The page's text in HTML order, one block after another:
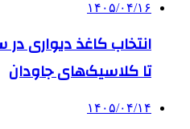
۱۴۰۵/۰۴/۱۶
تا کلاسیک‌های جاودان
۱۴۰۵/۰۴/۱۴